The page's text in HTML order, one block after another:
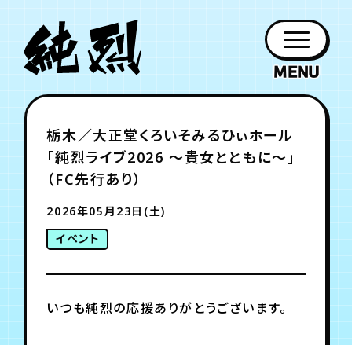
お知らせ
NEWS
日程
SCHEDULE
チケット
紹介
PROFILE
作品
DISCOGRAPHY
日記
グッズ
GOODS
ホーム
ファン
クラブ
会員登録 ログイン
チケット
FC TICKET
お知らせ
月会員制ファンクラブ
栃木／大正堂くろいそみるひぃホール
「純烈ライブ2026 ～貴女とともに～」
（FC先行あり）
2026年05月23日(土)
イベント
いつも純烈の応援ありがとうございます。